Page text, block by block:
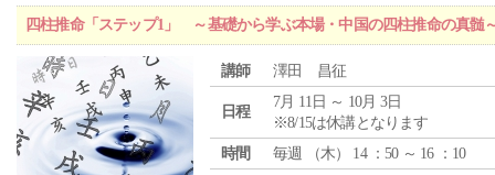
四柱推命「ステップ1」 ～基礎から学ぶ本場・中国の四柱推命の真髄
講師 澤田 昌征
日程
7月 11日 ～ 10月 3日
※8/15は休講となります
時間
毎週 （木） 14 ：50 ～ 16 ：10